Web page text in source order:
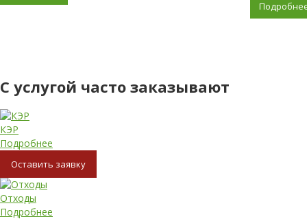
С услугой часто заказывают
КЭР
Подробнее
Oставить заявку
Отходы
Подробнее